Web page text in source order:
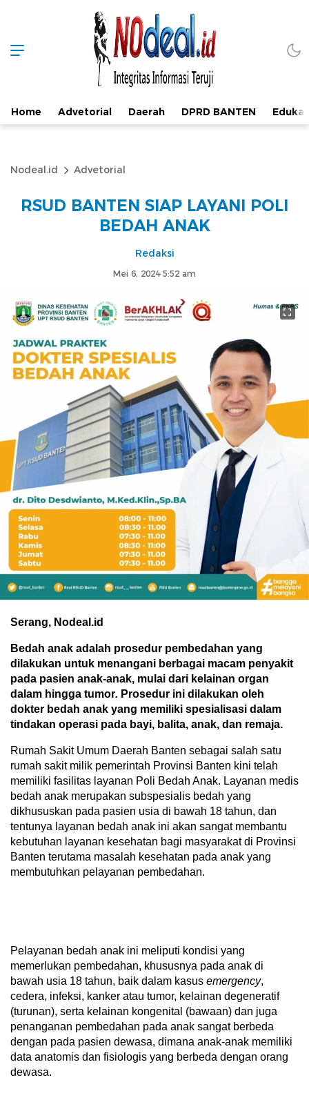
Home Advetorial Daerah DPRD BANTEN
Nodeal.id Advetorial
RSUD BANTEN SIAP LAYANI POLI
BEDAH ANAK
Redaksi
Mei 6, 2024 5:52 am
Serang, Nodeal.id
Bedah anak adalah prosedur pembedahan yang
dilakukan untuk menangani berbagai macam penyakit
pada pasien anak-anak, mulai dari kelainan organ
dalam hingga tumor. Prosedur ini dilakukan oleh
dokter bedah anak yang memiliki spesialisasi dalam
tindakan operasi pada bayi, balita, anak, dan remaja.
Rumah Sakit Umum Daerah Banten sebagai salah satu
rumah sakit milik pemerintah Provinsi Banten kini telah
memiliki fasilitas layanan Poli Bedah Anak. Layanan medis
bedah anak merupakan subspesialis bedah yang
dikhususkan pada pasien usia di bawah 18 tahun, dan
tentunya layanan bedah anak ini akan sangat membantu
kebutuhan layanan kesehatan bagi masyarakat di Provinsi
Banten terutama masalah kesehatan pada anak yang
membutuhkan pelayanan pembedahan.
Pelayanan bedah anak ini meliputi kondisi yang
memerlukan pembedahan, khususnya pada anak di
bawah usia 18 tahun, baik dalam kasus emergency,
cedera, infeksi, kanker atau tumor, kelainan degeneratif
(turunan), serta kelainan kongenital (bawaan) dan juga
penanganan pembedahan pada anak sangat berbeda
dengan pada pasien dewasa, dimana anak-anak memiliki
data anatomis dan fisiologis yang berbeda dengan orang
dewasa.